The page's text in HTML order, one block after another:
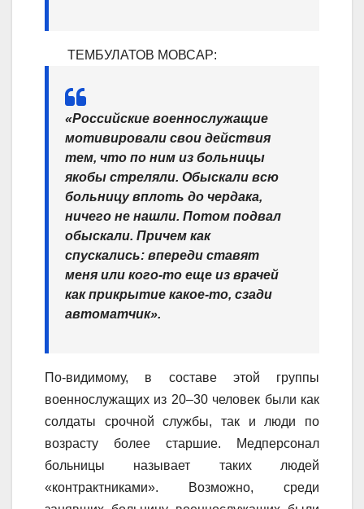
ТЕМБУЛАТОВ МОВСАР:
«Российские военнослужащие
мотивировали свои действия
тем, что по ним из больницы
якобы стреляли. Обыскали всю
больницу вплоть до чердака,
ничего не нашли. Потом подвал
обыскали. Причем как
спускались: впереди ставят
меня или кого-то еще из врачей
как прикрытие какое-то, сзади
автоматчик».
По-видимому, в составе этой группы
военнослужащих из 20–30 человек были как
солдаты срочной службы, так и люди по
возрасту более старшие. Медперсонал
больницы называет таких людей
«контрактниками». Возможно, среди